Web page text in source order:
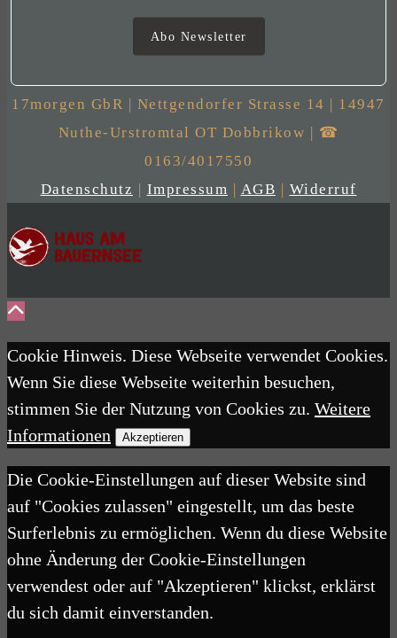
Abo Newsletter
17morgen GbR | Nettgendorfer Strasse 14 | 14947
Nuthe-Urstromtal OT Dobbrikow | ☎
0163/4017550
Datenschutz | Impressum | AGB | Widerruf
Cookie Hinweis. Diese Webseite verwendet Cookies.
Wenn Sie diese Webseite weiterhin besuchen,
stimmen Sie der Nutzung von Cookies zu. Weitere
Informationen
Akzeptieren
Die Cookie-Einstellungen auf dieser Website sind
auf "Cookies zulassen" eingestellt, um das beste
Surferlebnis zu ermöglichen. Wenn du diese Website
ohne Änderung der Cookie-Einstellungen
verwendest oder auf "Akzeptieren" klickst, erklärst
du sich damit einverstanden.